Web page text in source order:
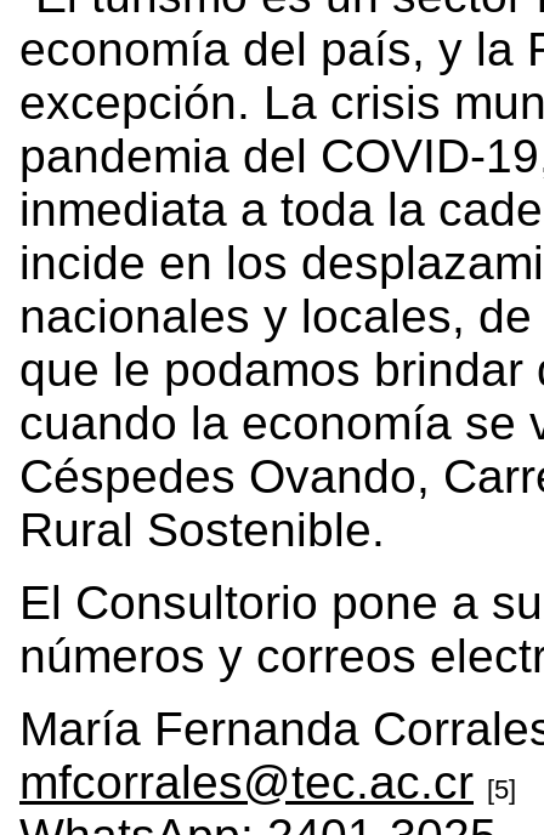
economía del país, y la
excepción. La crisis
pandemia del COVID-
inmediata a toda la
incide en los
nacionales y locales,
que le podamos
cuando la economía se
Céspedes Ovando,
Rural Sostenible.
El Consultorio pone a
números y correos
María Fernanda
mfcorrales@tec.ac.cr [5]